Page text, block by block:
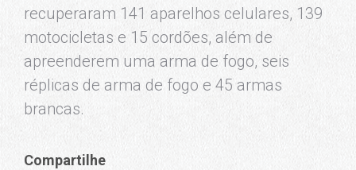
recuperaram 141 aparelhos celulares, 139
motocicletas e 15 cordões, além de
apreenderem uma arma de fogo, seis
réplicas de arma de fogo e 45 armas
brancas.
Compartilhe